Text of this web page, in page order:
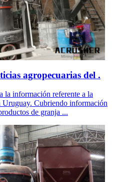
agropecuarias del .
la información referente a la
Uruguay. Cubriendo información
de granja ...